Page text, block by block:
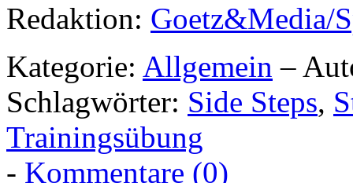
Redaktion: Goetz&Media/
Kategorie: Allgemein –
Schlagwörter: Side Steps,
Trainingsübung
- Kommentare (0)